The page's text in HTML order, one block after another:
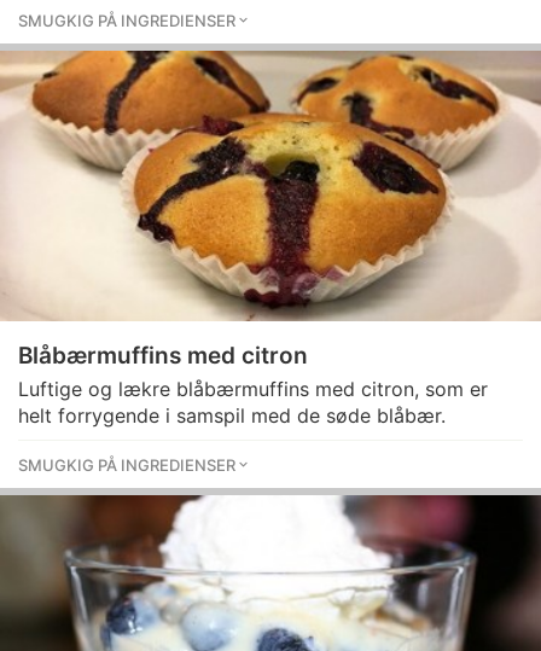
SMUGKIG PÅ INGREDIENSER
Blåbærmuffins med citron
Luftige og lækre blåbærmuffins med citron, som er
helt forrygende i samspil med de søde blåbær.
SMUGKIG PÅ INGREDIENSER